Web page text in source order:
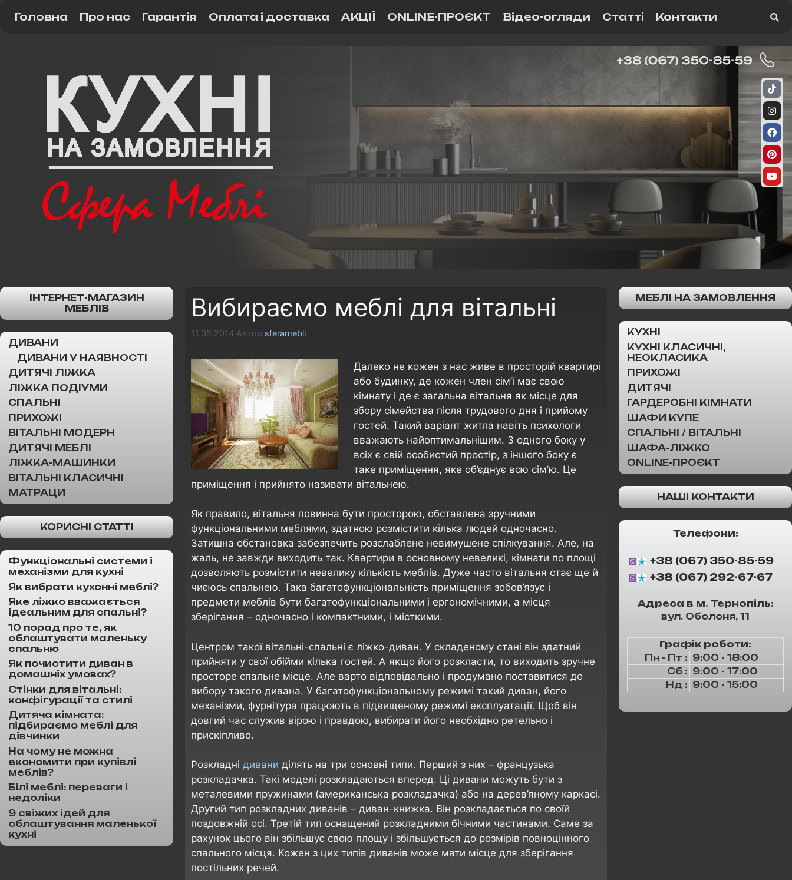
Головна Про нас Гарантія Оплата і доставка АКЦІЇ ONLINE-ПРОЄКТ Відео-огляди Статті Контакти
Вибираємо меблі для вітальні
11.05.2014 Автор sferamebli
Далеко не кожен з нас живе в просторій квартирі
або будинку, де кожен член сім’ї має свою
кімнату і де є загальна вітальня як місце для
збору сімейства після трудового дня і прийому
гостей. Такий варіант житла навіть психологи
вважають найоптимальнішим. З одного боку у
всіх є свій особистий простір, з іншого боку є
таке приміщення, яке об’єднує всю сім’ю. Це
приміщення і прийнято називати вітальнею.
Як правило, вітальня повинна бути просторою, обставлена зручними
функціональними меблями, здатною розмістити кілька людей одночасно.
Затишна обстановка забезпечить розслаблене невимушене спілкування. Але, на
жаль, не завжди виходить так. Квартири в основному невеликі, кімнати по площі
дозволяють розмістити невелику кількість меблів. Дуже часто вітальня стає ще й
чиєюсь спальнею. Така багатофункціональність приміщення зобов’язує і
предмети меблів бути багатофункціональними і ергономічними, а місця
зберігання – одночасно і компактними, і місткими.
Центром такої вітальні-спальні є ліжко-диван. У складеному стані він здатний
прийняти у свої обійми кілька гостей. А якщо його розкласти, то виходить зручне
просторе спальне місце. Але варто відповідально і продумано поставитися до
вибору такого дивана. У багатофункціональному режимі такий диван, його
механізми, фурнітура працюють в підвищеному режимі експлуатації. Щоб він
довгий час служив вірою і правдою, вибирати його необхідно ретельно і
прискіпливо.
Розкладні дивани ділять на три основні типи. Перший з них – французька
розкладачка. Такі моделі розкладаються вперед. Ці дивани можуть бути з
металевими пружинами (американська розкладачка) або на дерев’яному каркасі.
Другий тип розкладних диванів – диван-книжка. Він розкладається по своїй
поздовжній осі. Третій тип оснащений розкладними бічними частинами. Саме за
рахунок цього він збільшує свою площу і збільшується до розмірів повноцінного
спального місця. Кожен з цих типів диванів може мати місце для зберігання
постільних речей.
ІНТЕРНЕТ-МАГАЗИН
МЕБЛІВ
ДИВАНИ
ДИВАНИ У НАЯВНОСТІ
ДИТЯЧІ ЛІЖКА
ЛІЖКА ПОДІУМИ
СПАЛЬНІ
ПРИХОЖІ
ВІТАЛЬНІ МОДЕРН
ДИТЯЧІ МЕБЛІ
ЛІЖКА-МАШИНКИ
ВІТАЛЬНІ КЛАСИЧНІ
МАТРАЦИ
КОРИСНІ СТАТТІ
Функціональні системи і
механізми для кухні
Як вибрати кухонні меблі?
Яке ліжко вважається
ідеальним для спальні?
10 порад про те, як
облаштувати маленьку
спальню
Як почистити диван в
домашніх умовах?
Стінки для вітальні:
конфігурації та стилі
Дитяча кімната:
підбираємо меблі для
дівчинки
На чому не можна
економити при купівлі
меблів?
Білі меблі: переваги і
недоліки
9 свіжих ідей для
облаштування маленької
кухні
МЕБЛІ НА ЗАМОВЛЕННЯ
КУХНІ
КУХНІ КЛАСИЧНІ,
НЕОКЛАСИКА
ПРИХОЖІ
ДИТЯЧІ
ГАРДЕРОБНІ КІМНАТИ
ШАФИ КУПЕ
СПАЛЬНІ / ВІТАЛЬНІ
ШАФА-ЛІЖКО
ONLINE-ПРОЄКТ
НАШІ КОНТАКТИ
Телефони:
+38 (067) 350-85-59
+38 (067) 292-67-67
Адреса в м. Тернопіль:
вул. Оболоня, 11
Графік роботи:
Пн - Пт : 9:00 - 18:00
Сб : 9:00 - 17:00
Нд : 9:00 - 15:00